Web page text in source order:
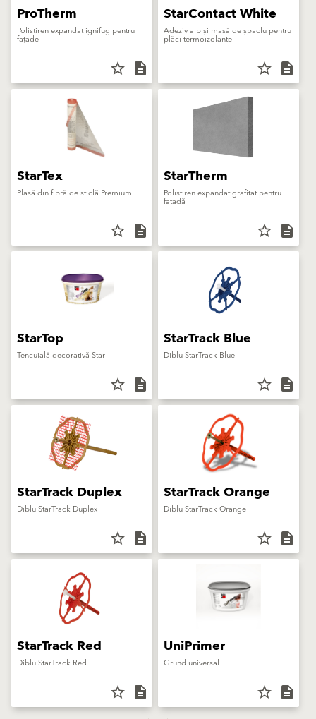
ProTherm
Polistiren expandat ignifug pentru
fațade
star_border description
StarContact White
Adeziv alb și masă de șpaclu pentru
plăci termoizolante
star_border description
StarTex
Plasă din fibră de sticlă Premium
star_border description
StarTherm
Polistiren expandat grafitat pentru
fațadă
star_border description
StarTop
Tencuială decorativă Star
star_border description
StarTrack Blue
Diblu StarTrack Blue
star_border description
StarTrack Duplex
Diblu StarTrack Duplex
star_border description
StarTrack Orange
Diblu StarTrack Orange
star_border description
StarTrack Red
Diblu StarTrack Red
star_border description
UniPrimer
Grund universal
star_border description